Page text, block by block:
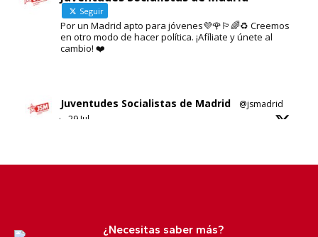
Seguir
Por un Madrid apto para jóvenes💜🌹🏳️‍🌈♻️ Creemos
en otro modo de hacer política. ¡Afíliate y únete al
cambio! ❤️
Juventudes Socialistas de Madrid
@jsmadrid
·
29 Jul
No sabemos si es esta su solución al problema de
¿Necesitas saber más?